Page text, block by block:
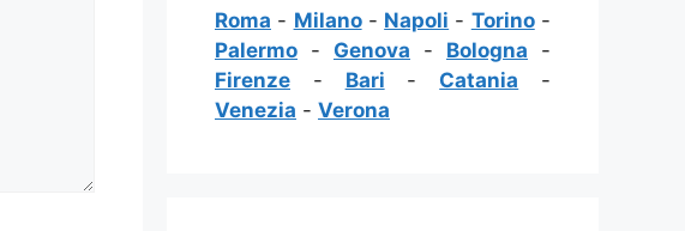
Roma - Milano- Napoli - Torino-
Palermo - Genova - Bologna -
Firenze - Bari - Catania -
Venezia - Verona